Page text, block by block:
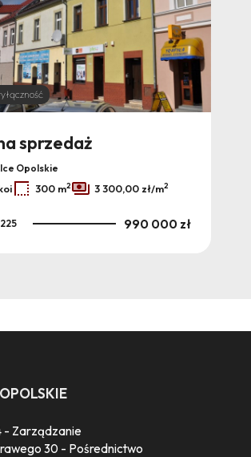
sprzedaż
Opolskie
300 m2 3 300,00 zł/m2
990 000 zł
- Zarządzanie
30 - Pośrednictwo